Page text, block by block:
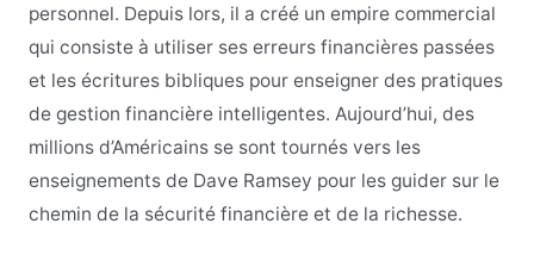
personnel. Depuis lors, il a créé un empire commercial
qui consiste à utiliser ses erreurs financières passées
et les écritures bibliques pour enseigner des pratiques
de gestion financière intelligentes. Aujourd’hui, des
millions d’Américains se sont tournés vers les
enseignements de Dave Ramsey pour les guider sur le
chemin de la sécurité financière et de la richesse.